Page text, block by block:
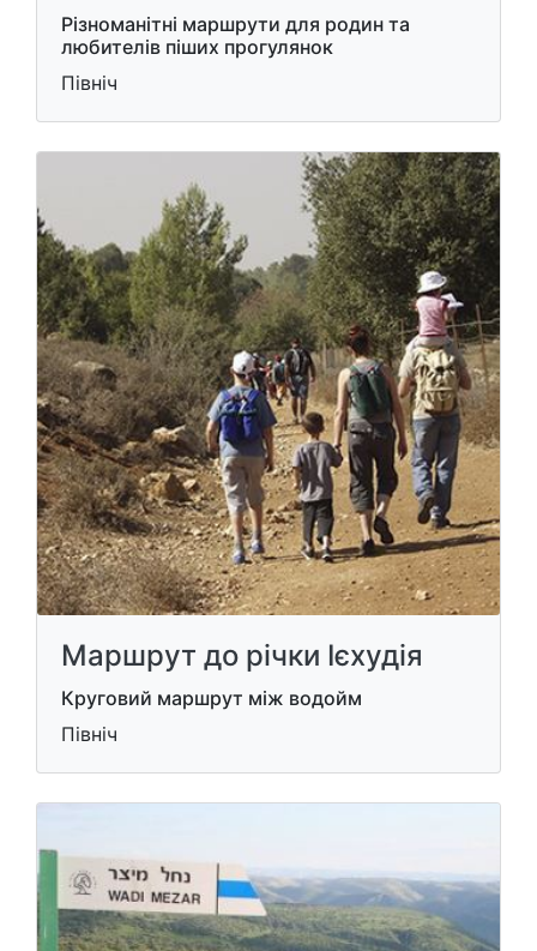
Різноманітні маршрути для родин та
любителів піших прогулянок
Північ
Маршрут до річки Ієхудія
Круговий маршрут між водойм
Північ